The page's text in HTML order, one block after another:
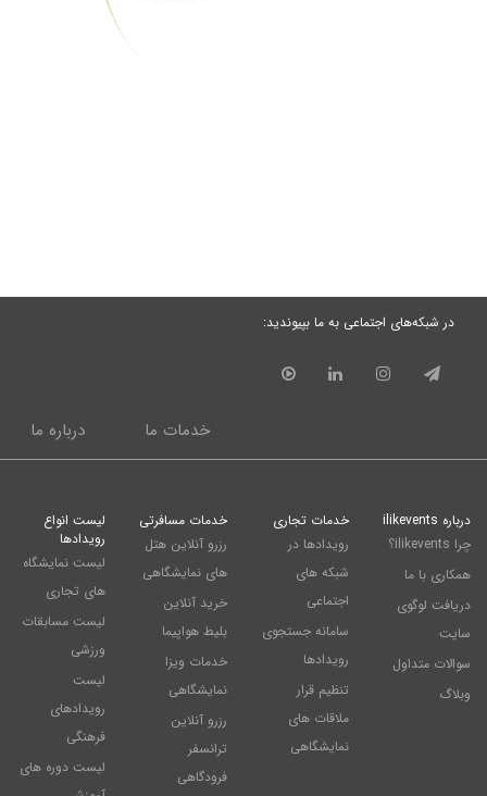
در شبکه‌های اجتماعی به ما بپیوندید:
درباره ما خدمات ما
درباره ilikevents
چرا ilikevents؟
همکاری با ما
دریافت لوگوی
سایت
سوالات متداول
وبلاگ
خدمات تجاری
رویدادها در
شبکه های
اجتماعی
سامانه جستجوی
رویدادها
تنظیم قرار
ملاقات های
نمایشگاهی
خدمات مسافرتی
رزرو آنلاین هتل
های نمایشگاهی
خرید آنلاین
بلیط هواپیما
خدمات ویزا
نمایشگاهی
رزرو آنلاین
ترانسفر
فرودگاهی
لیست انواع
رویدادها
لیست نمایشگاه
های تجاری
لیست مسابقات
ورزشی
لیست
رویدادهای
فرهنگی
لیست دوره های